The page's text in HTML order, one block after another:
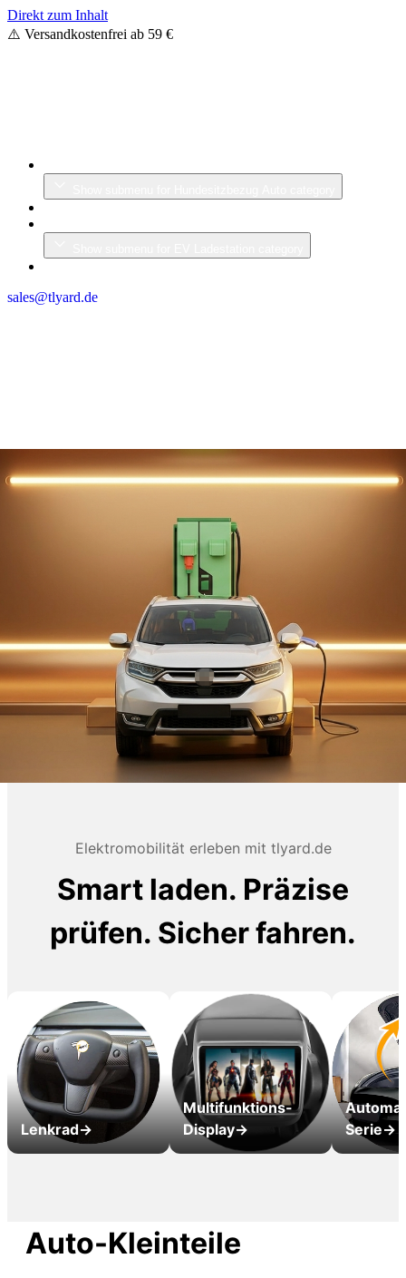
Direkt zum Inhalt
⚠️ Versandkostenfrei ab 59 €
sales@tlyard.de
Elektromobilität erleben mit tlyard.de
Smart laden. Präzise
prüfen. Sicher fahren.
Lenkrad→
Multifunktions-
Display→
Serie→
Auto-Kleinteile